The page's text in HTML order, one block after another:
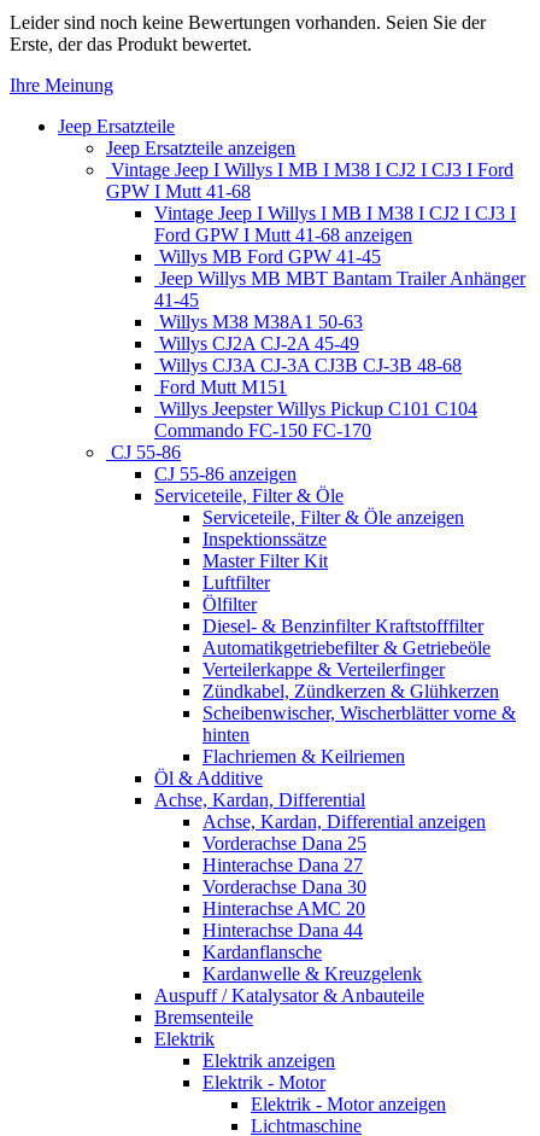
Leider sind noch keine Bewertungen vorhanden. Seien Sie der
Erste, der das Produkt bewertet.
Ihre Meinung
Jeep Ersatzteile
Jeep Ersatzteile anzeigen
Vintage Jeep I Willys I MB I M38 I CJ2 I CJ3 I Ford
GPW I Mutt 41-68
Vintage Jeep I Willys I MB I M38 I CJ2 I CJ3 I
Ford GPW I Mutt 41-68 anzeigen
Willys MB Ford GPW 41-45
Jeep Willys MB MBT Bantam Trailer Anhänger
41-45
Willys M38 M38A1 50-63
Willys CJ2A CJ-2A 45-49
Willys CJ3A CJ-3A CJ3B CJ-3B 48-68
Ford Mutt M151
Willys Jeepster Willys Pickup C101 C104
Commando FC-150 FC-170
CJ 55-86
CJ 55-86 anzeigen
Serviceteile, Filter & Öle
Serviceteile, Filter & Öle anzeigen
Inspektionssätze
Master Filter Kit
Luftfilter
Ölfilter
Diesel- & Benzinfilter Kraftstofffilter
Automatikgetriebefilter & Getriebeöle
Verteilerkappe & Verteilerfinger
Zündkabel, Zündkerzen & Glühkerzen
Scheibenwischer, Wischerblätter vorne &
hinten
Flachriemen & Keilriemen
Öl & Additive
Achse, Kardan, Differential
Achse, Kardan, Differential anzeigen
Vorderachse Dana 25
Hinterachse Dana 27
Vorderachse Dana 30
Hinterachse AMC 20
Hinterachse Dana 44
Kardanflansche
Kardanwelle & Kreuzgelenk
Auspuff / Katalysator & Anbauteile
Bremsenteile
Elektrik
Elektrik anzeigen
Elektrik - Motor
Elektrik - Motor anzeigen
Lichtmaschine